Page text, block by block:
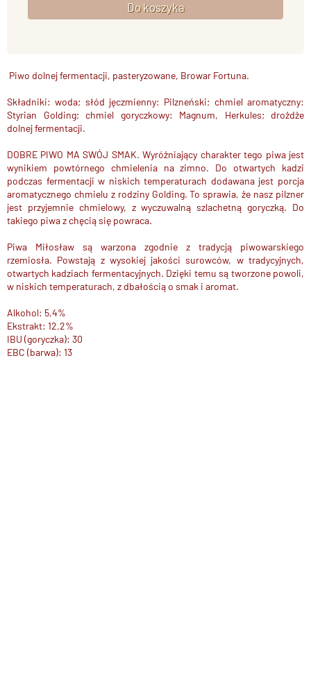
Piwo dolnej fermentacji, pasteryzowane, Browar Fortuna.
Składniki: woda; słód jęczmienny: Pilzneński; chmiel aromatyczny:
Styrian Golding; chmiel goryczkowy: Magnum, Herkules; drożdże
dolnej fermentacji.
DOBRE PIWO MA SWÓJ SMAK. Wyróżniający charakter tego piwa jest
wynikiem powtórnego chmielenia na zimno. Do otwartych kadzi
podczas fermentacji w niskich temperaturach dodawana jest porcja
aromatycznego chmielu z rodziny Golding. To sprawia, że nasz pilzner
jest przyjemnie chmielowy, z wyczuwalną szlachetną goryczką. Do
takiego piwa z chęcią się powraca.
Piwa Miłosław są warzona zgodnie z tradycją piwowarskiego
rzemiosła. Powstają z wysokiej jakości surowców, w tradycyjnych,
otwartych kadziach fermentacyjnych. Dzięki temu są tworzone powoli,
w niskich temperaturach, z dbałością o smak i aromat.
Alkohol: 5,4%
Ekstrakt: 12,2%
IBU (goryczka): 30
EBC (barwa): 13